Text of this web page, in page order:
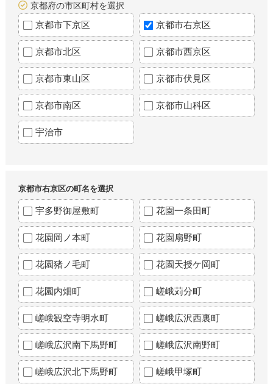
京都府の市区町村を選択
京都市下京区 京都市右京区
京都市北区 京都市西京区
京都市東山区 京都市伏見区
京都市南区 京都市山科区
宇治市
京都市右京区の町名を選択
宇多野御屋敷町 花園一条田町
花園岡ノ本町 花園扇野町
花園猪ノ毛町 花園天授ケ岡町
花園内畑町 嵯峨苅分町
嵯峨観空寺明水町 嵯峨広沢西裏町
嵯峨広沢南下馬野町 嵯峨広沢南野町
嵯峨広沢北下馬野町 嵯峨甲塚町